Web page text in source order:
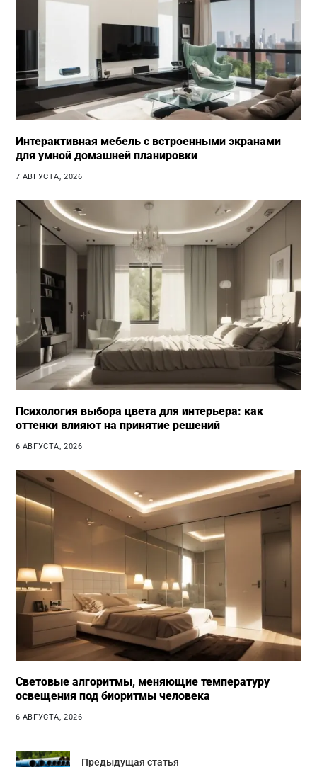
Интерактивная мебель с встроенными экранами
для умной домашней планировки
7 АВГУСТА, 2026
Психология выбора цвета для интерьера: как
оттенки влияют на принятие решений
6 АВГУСТА, 2026
Световые алгоритмы, меняющие температуру
освещения под биоритмы человека
6 АВГУСТА, 2026
Предыдущая статья